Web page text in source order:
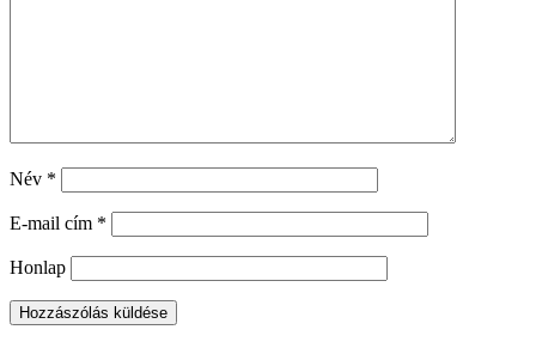
Név *
E-mail cím *
Honlap